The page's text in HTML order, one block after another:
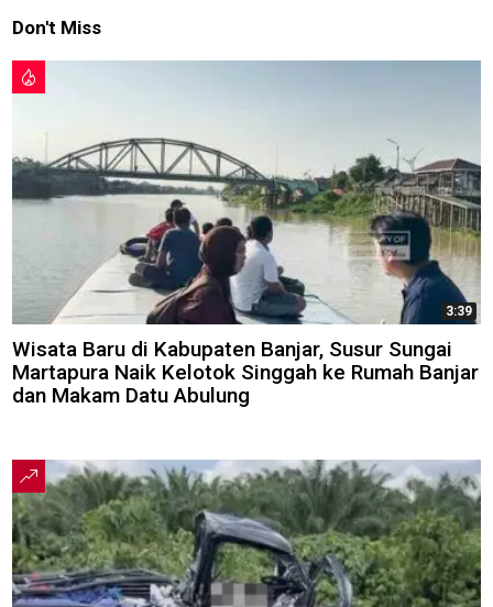
Don't Miss
3:39
Wisata Baru di Kabupaten Banjar, Susur Sungai
Martapura Naik Kelotok Singgah ke Rumah Banjar
dan Makam Datu Abulung